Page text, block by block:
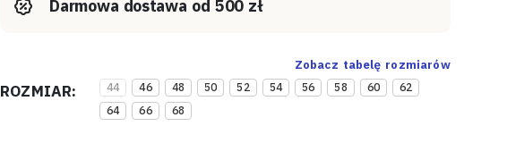
Darmowa dostawa od 500 zł
Zobacz tabelę rozmiarów
ROZMIAR 44 46 48 50 52 54 56 58 60
62
64
66 68